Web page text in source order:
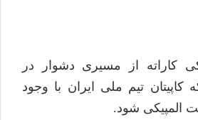
کاراته از مسیری دشوار در
تیم ملی ایران با وجود
المپیکی شود.